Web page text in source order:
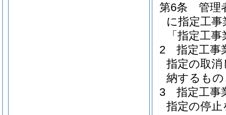
第6条
管理
に指定工
「指定工
2
指定工事
指定の取
納するも
3
指定工事
指定の停